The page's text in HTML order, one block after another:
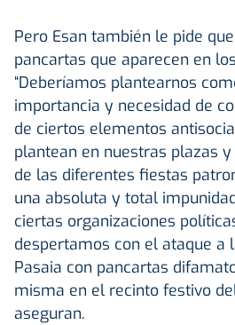
Pero Esan también le pide
pancartas que aparecen en
“Deberíamos plantearnos
importancia y necesidad de
de ciertos elementos
plantean en nuestras plazas
de las diferentes fiestas
una absoluta y total
ciertas organizaciones
despertamos con el ataque a
Pasaia con pancartas
misma en el recinto festivo
aseguran.